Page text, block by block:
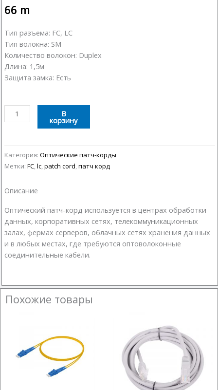
66 m
Тип разъема: FC, LC
Тип волокна: SM
Количество волокон: Duplex
Длина: 1,5м
Защита замка: Есть
Количество
товара
патч-
корд
FC-
1,5м
В
корзину
Категория: Оптические патч-корды
Метки: FC lc patch cord патч корд
Описание
Оптический патч-корд используется в центрах обработки
данных, корпоративных сетях, телекоммуникационных
залах, фермах серверов, облачных сетях хранения данных
и в любых местах, где требуются оптоволоконные
соединительные кабели.
Похожие товары